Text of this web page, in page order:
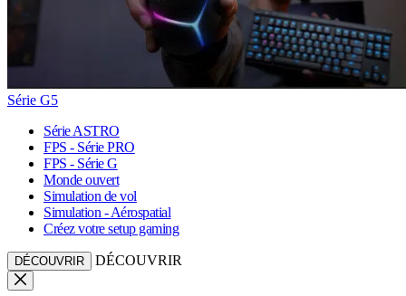
Série G5
Série ASTRO
FPS - Série PRO
FPS - Série G
Monde ouvert
Simulation de vol
Simulation - Aérospatial
Créez votre setup gaming
DÉCOUVRIR DÉCOUVRIR